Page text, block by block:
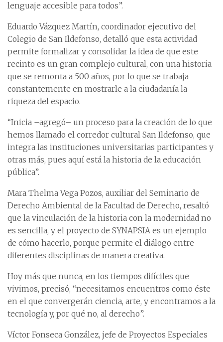
lenguaje accesible para todos”.
Eduardo Vázquez Martín, coordinador ejecutivo del
Colegio de San Ildefonso, detalló que esta actividad
permite formalizar y consolidar la idea de que este
recinto es un gran complejo cultural, con una historia
que se remonta a 500 años, por lo que se trabaja
constantemente en mostrarle a la ciudadanía la
riqueza del espacio.
“Inicia –agregó– un proceso para la creación de lo que
hemos llamado el corredor cultural San Ildefonso, que
integra las instituciones universitarias participantes y
otras más, pues aquí está la historia de la educación
pública”.
Mara Thelma Vega Pozos, auxiliar del Seminario de
Derecho Ambiental de la Facultad de Derecho, resaltó
que la vinculación de la historia con la modernidad no
es sencilla, y el proyecto de SYNAPSIA es un ejemplo
de cómo hacerlo, porque permite el diálogo entre
diferentes disciplinas de manera creativa.
Hoy más que nunca, en los tiempos difíciles que
vivimos, precisó, “necesitamos encuentros como éste
en el que convergerán ciencia, arte, y encontramos a la
tecnología y, por qué no, al derecho”.
Víctor Fonseca González, jefe de Proyectos Especiales